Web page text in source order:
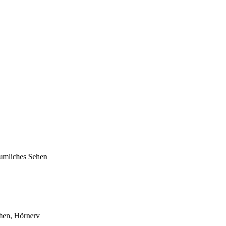
Sehen
Hörnerv